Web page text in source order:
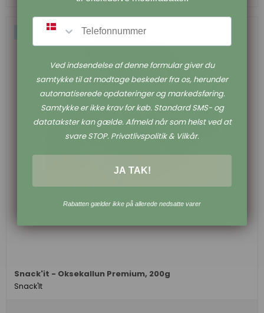
Snack'it - Oksekallun Premium, 200g
Snack'It
SMS
Ved indsendelse af denne formular giver du
samtykke til at modtage beskeder fra os, herunder
automatiserede opdateringer og markedsføring.
Samtykke er ikke krav for køb. Standard SMS- og
datatakster kan gælde. Afmeld når som helst ved at
svare STOP. Privatlivspolitik & Vilkår.
JA TAK!
Rabatten gælder ikke på allerede nedsatte varer